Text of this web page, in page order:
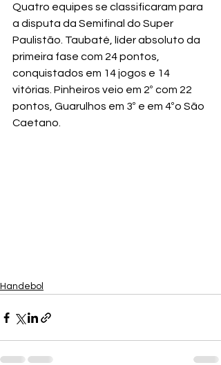
Quatro equipes se classificaram para
a disputa da Semifinal do Super
Paulistão. Taubaté, líder absoluto da
primeira fase com 24 pontos,
conquistados em 14 jogos e 14
vitórias. Pinheiros veio em 2º com 22
pontos, Guarulhos em 3º e em 4ºo São
Caetano.
Handebol